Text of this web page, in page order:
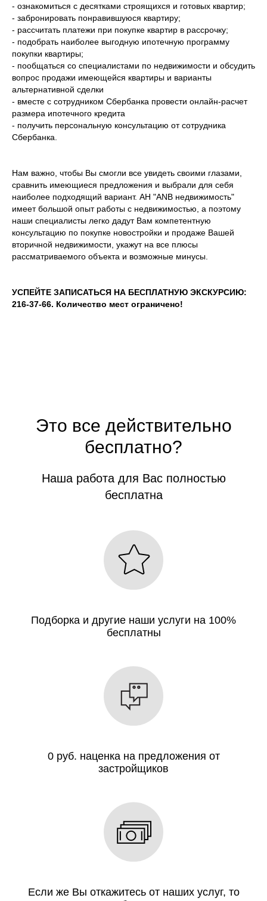
- ознакомиться с десятками строящихся и готовых квартир;
- забронировать понравившуюся квартиру;
- рассчитать платежи при покупке квартир в рассрочку;
- подобрать наиболее выгодную ипотечную программу
покупки квартиры;
- пообщаться со специалистами по недвижимости и обсудить
вопрос продажи имеющейся квартиры и варианты
альтернативной сделки
- вместе с сотрудником Сбербанка провести онлайн-расчет
размера ипотечного кредита
- получить персональную консультацию от сотрудника
Сбербанка.
Нам важно, чтобы Вы смогли все увидеть своими глазами,
сравнить имеющиеся предложения и выбрали для себя
наиболее подходящий вариант. АН "ANB недвижимость"
имеет большой опыт работы с недвижимостью, а поэтому
наши специалисты легко дадут Вам компетентную
консультацию по покупке новостройки и продаже Вашей
вторичной недвижимости, укажут на все плюсы
рассматриваемого объекта и возможные минусы.
УСПЕЙТЕ ЗАПИСАТЬСЯ НА БЕСПЛАТНУЮ ЭКСКУРСИЮ:
216-37-66. Количество мест ограничено!
Это все действительно
бесплатно?
Наша работа для Вас полностью
бесплатна
Подборка и другие наши услуги на 100%
бесплатны
0 руб. наценка на предложения от
застройщиков
Если же Вы откажитесь от наших услуг, то